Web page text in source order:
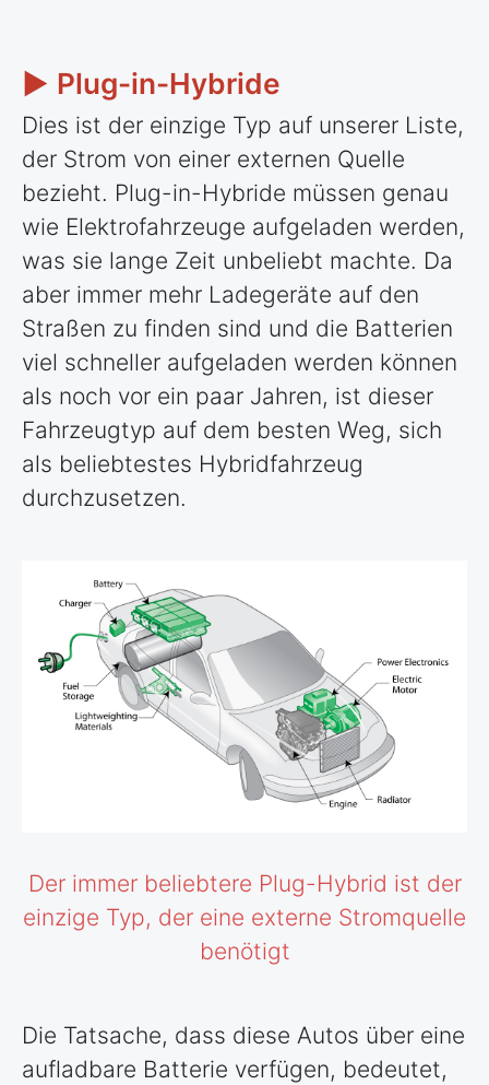
► Plug-in-Hybride
Dies ist der einzige Typ auf unserer Liste,
der Strom von einer externen Quelle
bezieht. Plug-in-Hybride müssen genau
wie Elektrofahrzeuge aufgeladen werden,
was sie lange Zeit unbeliebt machte. Da
aber immer mehr Ladegeräte auf den
Straßen zu finden sind und die Batterien
viel schneller aufgeladen werden können
als noch vor ein paar Jahren, ist dieser
Fahrzeugtyp auf dem besten Weg, sich
als beliebtestes Hybridfahrzeug
durchzusetzen.
Der immer beliebtere Plug-Hybrid ist der
einzige Typ, der eine externe Stromquelle
benötigt
Die Tatsache, dass diese Autos über eine
aufladbare Batterie verfügen, bedeutet,